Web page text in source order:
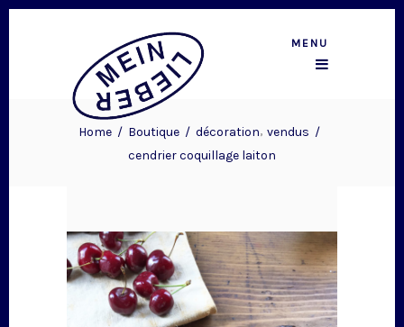
MENU
Home / Boutique / décoration, vendus /
cendrier coquillage laiton